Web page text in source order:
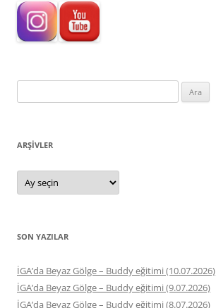
ARŞIVLER
Arşivler
SON YAZILAR
İGA’da Beyaz Gölge – Buddy eğitimi (10.07.2026)
İGA’da Beyaz Gölge – Buddy eğitimi (9.07.2026)
İGA’da Beyaz Gölge – Buddy eğitimi (8.07.2026)